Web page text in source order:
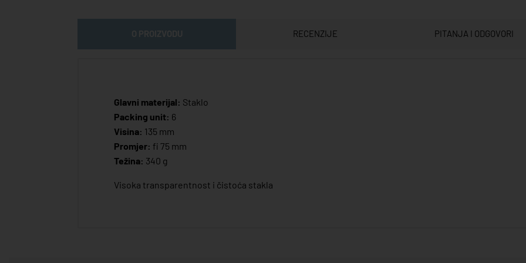
RECENZIJE PITANJA I ODGOVORI
Glavni materijal: Staklo
Packing unit: 6
Visina: 135 mm
Promjer: fi 75 mm
Težina: 340 g
Visoka transparentnost i čistoća stakla